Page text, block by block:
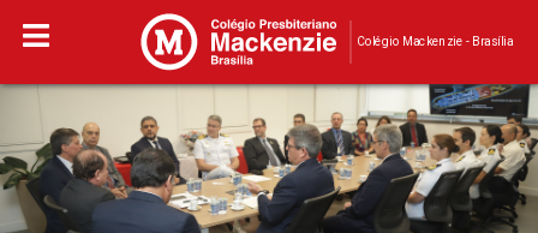
Colégio Mackenzie - Brasília